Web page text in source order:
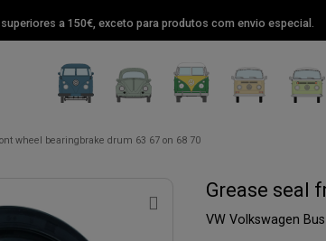
a 150€, exceto para produtos com envio especial.
wheel bearingbrake drum 63 67 on 68 70
Grease seal
VW Volkswagen